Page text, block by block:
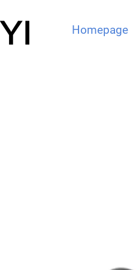
Homepage